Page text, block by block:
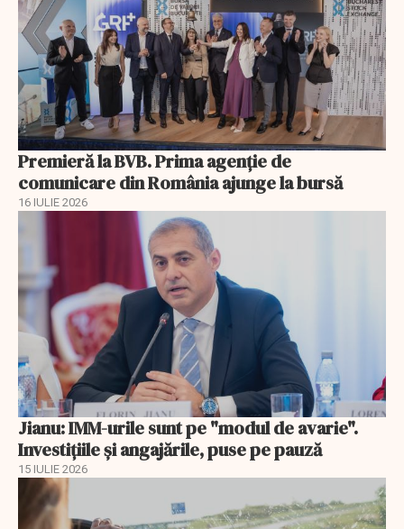
Premieră la BVB. Prima agenție de
comunicare din România ajunge la bursă
16 IULIE 2026
Jianu: IMM-urile sunt pe "modul de avarie".
Investițiile și angajările, puse pe pauză
15 IULIE 2026